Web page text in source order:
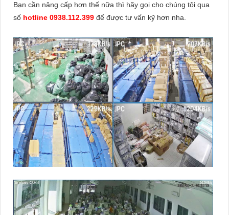
Bạn cần nâng cấp hơn thế nữa thì hãy gọi cho chúng tôi qua
số hotline 0938.112.399 để được tư vấn kỹ hơn nha.